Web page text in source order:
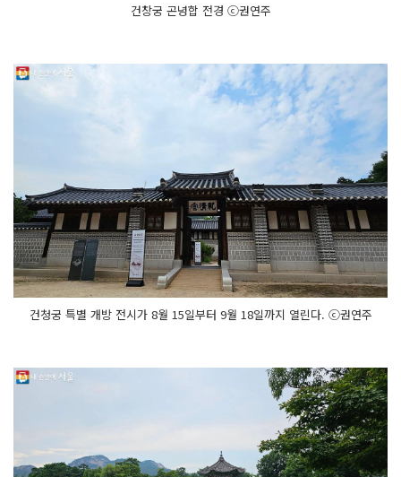
건창궁 곤녕합 전경 ⓒ권연주
건청궁 특별 개방 전시가 8월 15일부터 9월 18일까지 열린다. ⓒ권연주